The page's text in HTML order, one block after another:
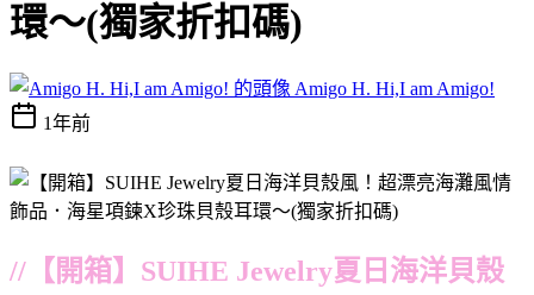
環～(獨家折扣碼)
Amigo H. Hi,I am Amigo!
1年前
//【開箱】SUIHE Jewelry夏日海洋貝殼